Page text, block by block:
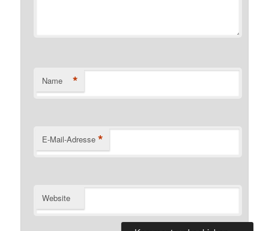
Name *
E-Mail-Adresse *
Website